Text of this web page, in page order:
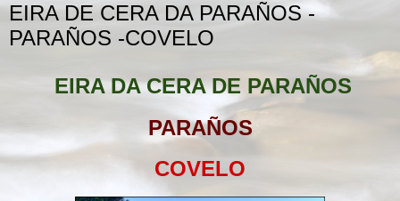
EIRA DE CERA DA PARAÑOS -
PARAÑOS -COVELO
EIRA DA CERA DE PARAÑOS
PARAÑOS
COVELO